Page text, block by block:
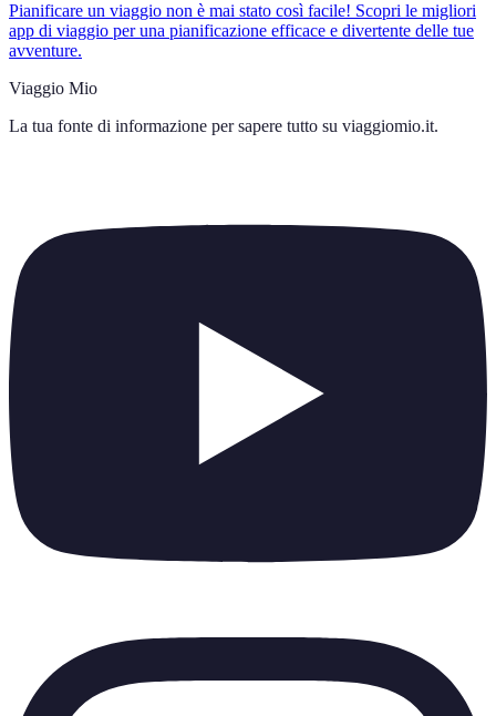
Pianificare un viaggio non è mai stato così facile! Scopri le migliori
app di viaggio per una pianificazione efficace e divertente delle tue
avventure.
Viaggio Mio
La tua fonte di informazione per sapere tutto su viaggiomio.it.